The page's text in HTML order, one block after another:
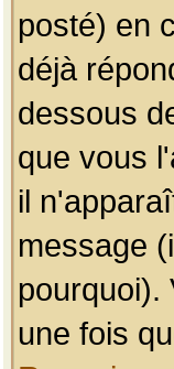
posté) en
déjà
dessous
que vous
il
message
pourquoi).
une fois